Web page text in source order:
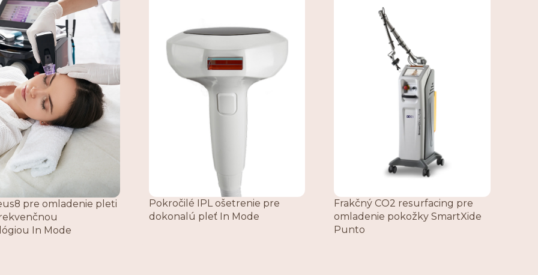
pre omladenie pleti
In Mode
Pokročilé IPL ošetrenie pre
dokonalú pleť In Mode
Frakčný CO2 resurfacing pre
omladenie pokožky SmartXide
Punto